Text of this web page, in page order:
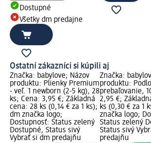
Dostupné
Všetky dm predajne
Ostatní zákazníci si kúpili aj
Značka: babylove; Názov
produktu: Plienky Premium
- veľ. 1 newborn (2-5 kg), 28
ks; Cena: 3,95 €; Základná
cena: 28 ks (0,14 € za 1 ks);
dm značka logo;
Dostupnosť: Status zelený
Dostupné, Status sivý
Vybrať si dm predajňu
Značka:
produktu:
prebaľovanie,
2,95 €;
ks (0,30 € za 1
značka logo;
Status zelený
Status sivý
predajňu